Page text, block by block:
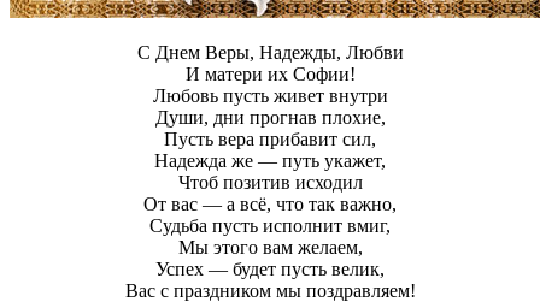
С Днем Веры, Надежды, Любви
И матери их Софии!
Любовь пусть живет внутри
Души, дни прогнав плохие,
Пусть вера прибавит сил,
Надежда же — путь укажет,
Чтоб позитив исходил
От вас — а всё, что так важно,
Судьба пусть исполнит вмиг,
Мы этого вам желаем,
Успех — будет пусть велик,
Вас с праздником мы поздравляем!